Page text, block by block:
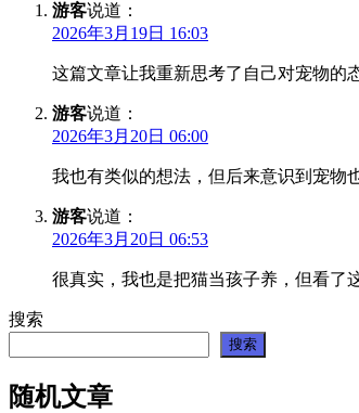
游客说道：
2026年3月19日 16:03
这篇文章让我重新思考了自己对宠物的
游客说道：
2026年3月20日 06:00
我也有类似的想法，但后来意识到宠物
游客说道：
2026年3月20日 06:53
很真实，我也是把猫当孩子养，但看了
搜索
搜索
随机文章